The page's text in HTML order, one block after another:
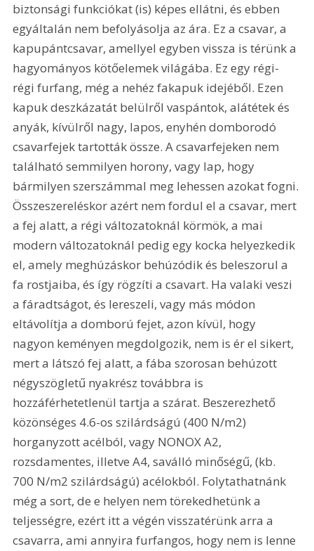
biztonsági funkciókat (is) képes ellátni, és ebben
egyáltalán nem befolyásolja az ára. Ez a csavar, a
kapupántcsavar, amellyel egyben vissza is térünk a
hagyományos kötőelemek világába. Ez egy régi-
régi furfang, még a nehéz fakapuk idejéből. Ezen
kapuk deszkázatát belülről vaspántok, alátétek és
anyák, kívülről nagy, lapos, enyhén domborodó
csavarfejek tartották össze. A csavarfejeken nem
található semmilyen horony, vagy lap, hogy
bármilyen szerszámmal meg lehessen azokat fogni.
Összeszereléskor azért nem fordul el a csavar, mert
a fej alatt, a régi változatoknál körmök, a mai
modern változatoknál pedig egy kocka helyezkedik
el, amely meghúzáskor behúzódik és beleszorul a
fa rostjaiba, és így rögzíti a csavart. Ha valaki veszi
a fáradtságot, és lereszeli, vagy más módon
eltávolítja a domború fejet, azon kívül, hogy
nagyon keményen megdolgozik, nem is ér el sikert,
mert a látszó fej alatt, a fába szorosan behúzott
négyszögletű nyakrész továbbra is
hozzáférhetetlenül tartja a szárat. Beszerezhető
közönséges 4.6-os szilárdságú (400 N/m2)
horganyzott acélból, vagy NONOX A2,
rozsdamentes, illetve A4, saválló minőségű, (kb.
700 N/m2 szilárdságú) acélokból. Folytathatnánk
még a sort, de e helyen nem törekedhetünk a
teljességre, ezért itt a végén visszatérünk arra a
csavarra, ami annyira furfangos, hogy nem is lenne